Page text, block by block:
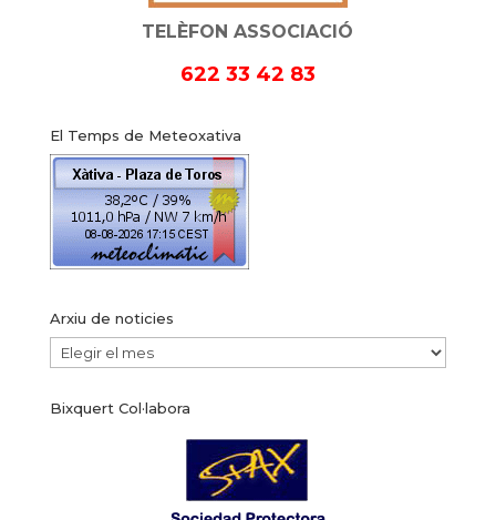
TELÈFON ASSOCIACIÓ
622 33 42 83
El Temps de Meteoxativa
Arxiu de noticies
Arxiu
noticies
Bixquert Col·labora